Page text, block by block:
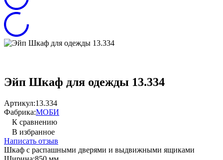
Эйп Шкаф для одежды 13.334
Артикул:13.334
Фабрика:МОБИ
К сравнению
В избранное
Написать отзыв
Шкаф с распашными дверями и выдвижными ящиками